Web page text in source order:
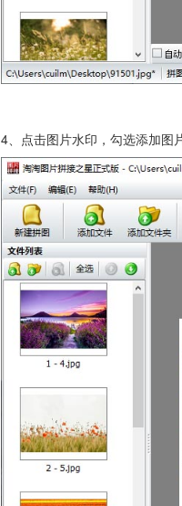
4、点击图片水印，勾选添加图